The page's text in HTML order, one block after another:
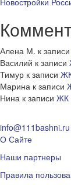
Алена М. к записи
Василий к записи
Тимур к записи
Марина к записи
Нина к записи ЖК
info@111bashni.ru
О Сайте
Наши партнеры
Правила